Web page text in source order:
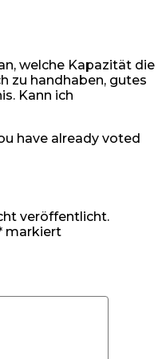
welche Kapazität die
zu handhaben, gutes
Kann ich
have already voted
veröffentlicht.
markiert